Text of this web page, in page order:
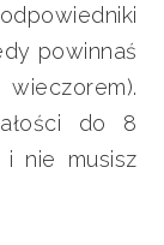
powinnaś
do 8
nie musisz